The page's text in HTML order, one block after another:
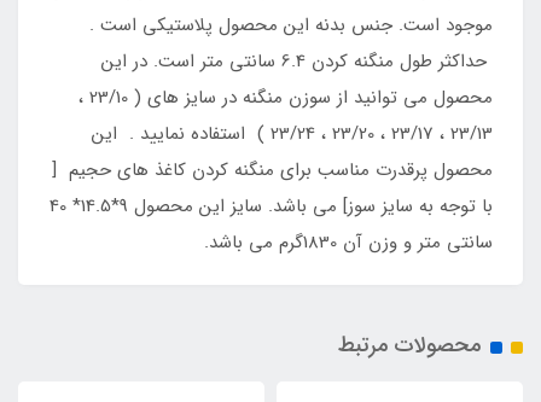
موجود است. جنس بدنه این محصول پلاستیکی است .
حداکثر طول منگنه کردن 6.4 سانتی متر است. در این
محصول می توانید از سوزن منگنه در سایز های ( 23/10 ،
23/13 ، 23/17 ، 23/20 ، 23/24 ) استفاده نمایید . این
محصول پرقدرت مناسب برای منگنه کردن کاغذ های حجیم [
با توجه به سایز سوز] می باشد. سایز این محصول 9*14.5* 40
سانتی متر و وزن آن 1830گرم می باشد.
محصولات مرتبط